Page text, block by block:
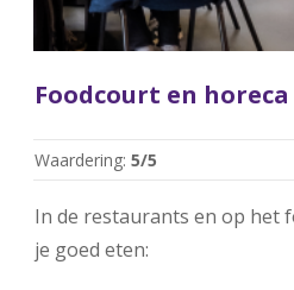
Foodcourt en horeca
Waardering: 5/5
In de restaurants en op het
je goed eten: